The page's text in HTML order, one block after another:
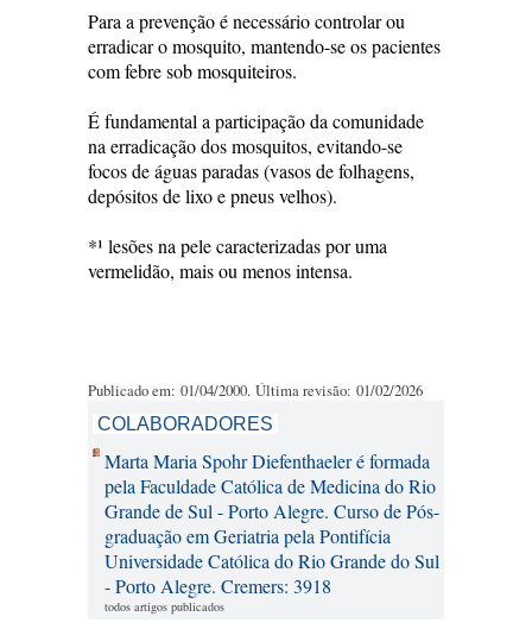
Para a prevenção é necessário controlar ou
erradicar o mosquito, mantendo-se os pacientes
com febre sob mosquiteiros.
É fundamental a participação da comunidade
na erradicação dos mosquitos, evitando-se
focos de águas paradas (vasos de folhagens,
depósitos de lixo e pneus velhos).
*¹ lesões na pele caracterizadas por uma
vermelidão, mais ou menos intensa.
Publicado em: 01/04/2000. Última revisão: 01/02/2026
COLABORADORES
Marta Maria Spohr Diefenthaeler é formada
pela Faculdade Católica de Medicina do Rio
Grande de Sul - Porto Alegre. Curso de Pós-
graduação em Geriatria pela Pontifícia
Universidade Católica do Rio Grande do Sul
- Porto Alegre. Cremers: 3918
todos artigos publicados